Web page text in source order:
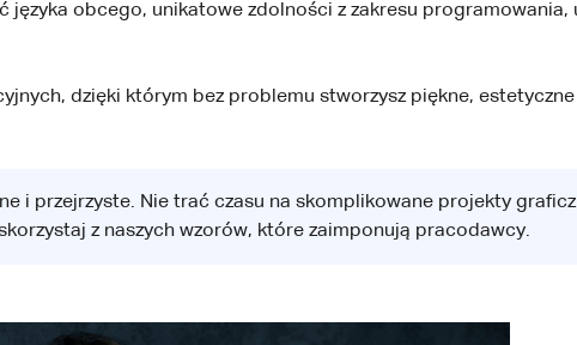
języka obcego, unikatowe zdolności z zakresu programowania,
dzięki którym bez problemu stworzysz piękne,
i przejrzyste. Nie trać czasu na skomplikowane projekty
z naszych wzorów, które zaimponują pracodawcy.